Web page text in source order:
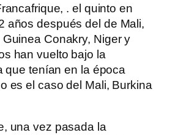
. el quinto en
años después del de Mali,
Conakry, Niger y
han vuelto bajo la
que tenían en la época
es el caso del Mali, Burkina
una vez pasada la